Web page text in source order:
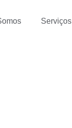
Serviços